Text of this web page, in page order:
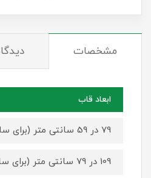
مشخصات
ابعاد قاب
79 در 59 سانتی متر (برای سایز 70 در 50)
109 در 79 سانتی متر (برای سایز 100 در 70)